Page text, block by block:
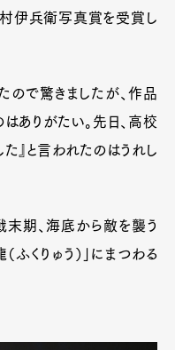
村伊兵衛写真賞を受賞し
ので驚きましたが、作品
ありがたい。先日、高校
』と言われたのはうれし
末期、海底から敵を襲う
くりゅう）」にまつわる